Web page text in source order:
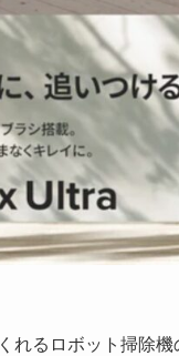
れるロボット掃除機